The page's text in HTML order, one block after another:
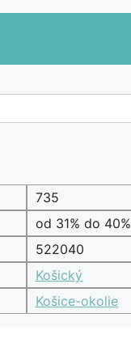
735
od 31% do 40%
522040
Košický
Košice-okolie